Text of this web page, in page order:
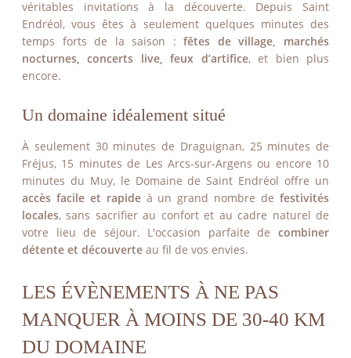
véritables invitations à la découverte. Depuis Saint
Endréol, vous êtes à seulement quelques minutes des
temps forts de la saison :fêtes de village, marchés
nocturnes, concerts live, feux d’artifice, et bien plus
encore.
Un domaine idéalement situé
À seulement 30 minutes de Draguignan, 25 minutes de
Fréjus, 15 minutes de Les Arcs-sur-Argens ou encore 10
minutes du Muy, le Domaine de Saint Endréol offre un
accès facile et rapideà un grand nombre defestivités
locales, sans sacrifier au confort et au cadre naturel de
votre lieu de séjour. L'occasion parfaite de combiner
détente et découverte au fil de vos envies.
LES ÉVÈNEMENTS À NE PAS
MANQUER À MOINS DE 30-40 KM
DU DOMAINE